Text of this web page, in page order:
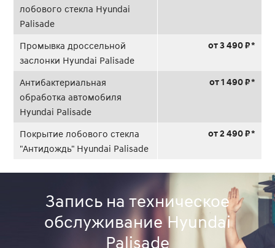
лобового стекла Hyundai
Palisade
Промывка дроссельной
заслонки Hyundai Palisade
от 3 490 ₽ *
Антибактериальная
обработка автомобиля
Hyundai Palisade
от 1 490 ₽ *
Покрытие лобового стекла
"Антидождь" Hyundai Palisade
от 2 490 ₽ *
Запись на техническое
обслуживание Hyundai
Palisade